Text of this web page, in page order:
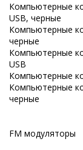
Компьютерные
USB, черные
Компьютерные
черные
Компьютерные
USB
Компьютерные
Компьютерные
черные
FM модуляторы